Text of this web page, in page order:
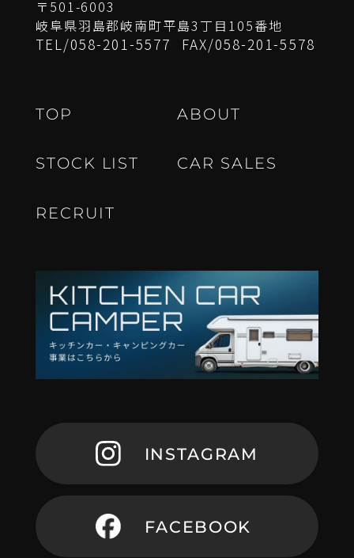
〒501-6003
岐阜県羽島郡岐南町平島3丁目105番地
TEL/058-201-5577 FAX/058-201-5578
TOP ABOUT
STOC K LI ST CAR SALES
R EC R U IT
IN STAG RAM
FAC EBOOK